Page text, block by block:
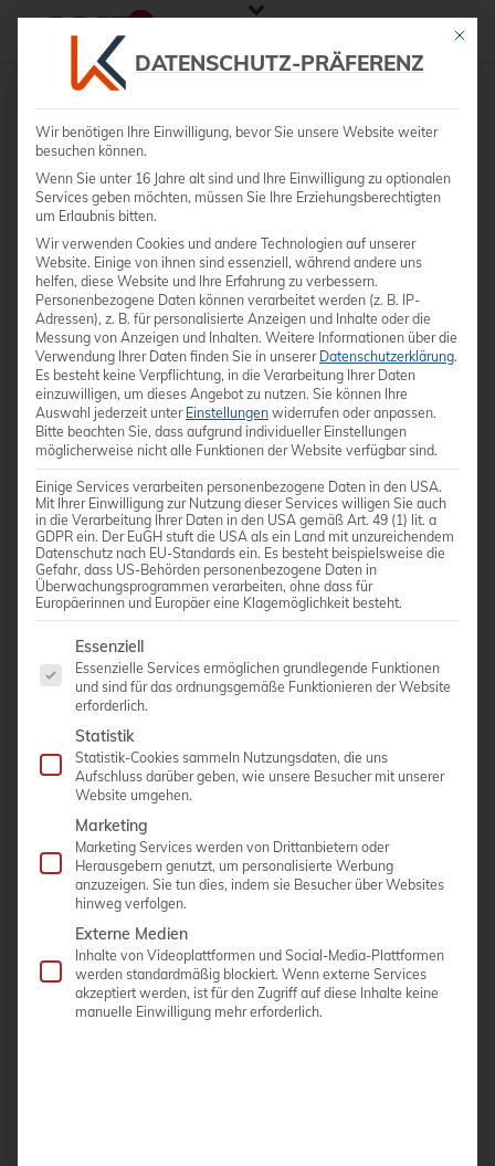
Convex-Sonde 7C2
Frequenz-Bandbreite: 2,2-7,0 MHz
Anwenderspezifisch: Abdomen, Gynäkologie,
Geburtshilfe
Winkel: 70°
ANGEBOT ANFORDERN
Mit
DATENSCHUTZ-PRÄFERENZ
Wir benötigen Ihre Einwilligung, bevor Sie unsere Website weiter
besuchen können.
Wenn Sie unter 16 Jahre alt sind und Ihre Einwilligung zu optionalen
Services geben möchten, müssen Sie Ihre Erziehungsberechtigten
um Erlaubnis bitten.
Wir verwenden Cookies und andere Technologien auf unserer
Website. Einige von ihnen sind essenziell, während andere uns
helfen, diese Website und Ihre Erfahrung zu verbessern.
Personenbezogene Daten können verarbeitet werden (z. B. IP-
Adressen), z. B. für personalisierte Anzeigen und Inhalte oder die
Messung von Anzeigen und Inhalten. Weitere Informationen über die
Verwendung Ihrer Daten finden Sie in unserer Datenschutzerklärung.
Es besteht keine Verpflichtung, in die Verarbeitung Ihrer Daten
einzuwilligen, um dieses Angebot zu nutzen. Sie können Ihre
Auswahl jederzeit unter Einstellungen widerrufen oder anpassen.
Bitte beachten Sie, dass aufgrund individueller Einstellungen
möglicherweise nicht alle Funktionen der Website verfügbar sind.
Einige Services verarbeiten personenbezogene Daten in den USA.
Mit Ihrer Einwilligung zur Nutzung dieser Services willigen Sie auch
in die Verarbeitung Ihrer Daten in den USA gemäß Art. 49 (1) lit. a
GDPR ein. Der EuGH stuft die USA als ein Land mit unzureichendem
Datenschutz nach EU-Standards ein. Es besteht beispielsweise die
Gefahr, dass US-Behörden personenbezogene Daten in
Überwachungsprogrammen verarbeiten, ohne dass für
Europäerinnen und Europäer eine Klagemöglichkeit besteht.
Es folgt eine Liste der Service-Gruppen, für die eine
Essenziell
Essenzielle Services ermöglichen grundlegende Funktionen
und sind für das ordnungsgemäße Funktionieren der Website
erforderlich.
Statistik
Statistik-Cookies sammeln Nutzungsdaten, die uns
Aufschluss darüber geben, wie unsere Besucher mit unserer
Website umgehen.
Marketing
Marketing Services werden von Drittanbietern oder
Herausgebern genutzt, um personalisierte Werbung
anzuzeigen. Sie tun dies, indem sie Besucher über Websites
hinweg verfolgen.
Externe Medien
Inhalte von Videoplattformen und Social-Media-Plattformen
werden standardmäßig blockiert. Wenn externe Services
akzeptiert werden, ist für den Zugriff auf diese Inhalte keine
manuelle Einwilligung mehr erforderlich.